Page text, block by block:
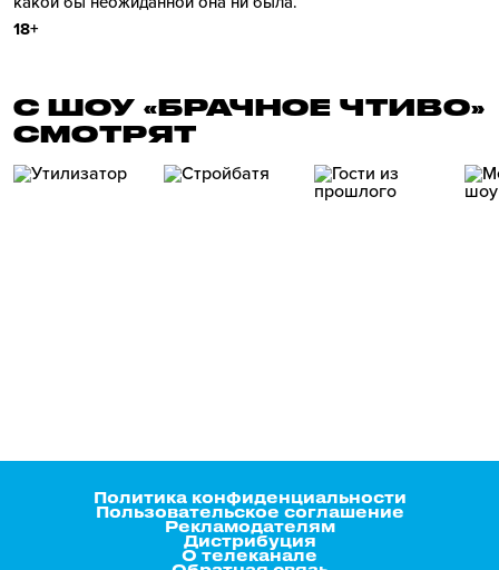
18+
С ШОУ «БРАЧНОЕ ЧТИВО»
СМОТРЯТ
Политика конфиденциальности
Пользовательское соглашение
Рекламодателям
Дистрибуция
О телеканале